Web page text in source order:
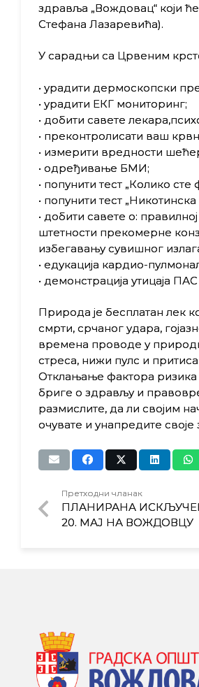
здравља „Вождовац“ који
Стефана Лазаревића).
У сарадњи са Црвеним
• урадити дермоскопски
• урадити ЕКГ мониторинг;
• добити савете
• преконтролисати ваш
• измерити вредности
• одређивање БМИ;
• попунити тест „Колико сте
• попунити тест „Никотинска
• добити савете о:
штетности прекомерне
избегавању сувишног
• едукација кардио-
• демонстрација утицаја
Природа је бесплатан лек
смрти, срчаног удара,
времена проводе у
стреса, нижи пулс и
Отклањање фактора
бриге о здрављу и
размислите, да ли својим
очувате и унапредите
Претходни чланак
ПЛАНИРАНА
20. МАЈ НА ВОЖДОВЦУ